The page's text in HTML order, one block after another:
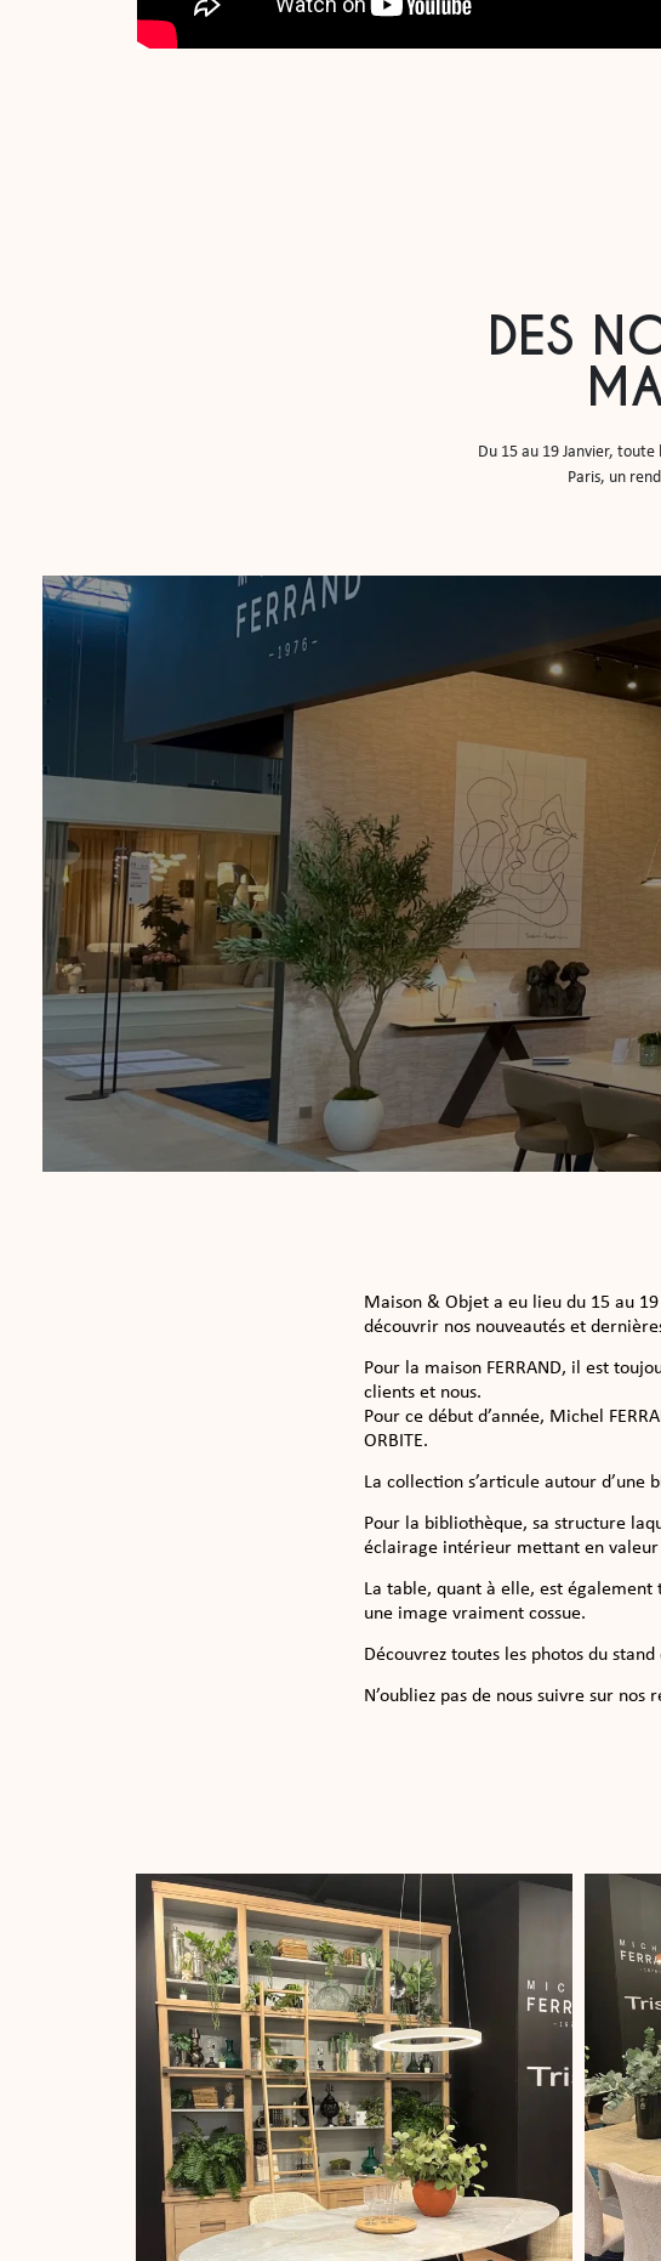
DES
Du 15 au 19 Janvier,
Paris, un
Maison & Objet a eu lieu du 15 au
découvrir nos nouveautés et
Pour la maison FERRAND, il est
clients et nous.
Pour ce début d’année, Michel
ORBITE.
La collection s’articule autour d’une
Pour la bibliothèque, sa structure
éclairage intérieur mettant en valeur
La table, quant à elle, est également
une image vraiment cossue.
Découvrez toutes les photos du stand
N’oubliez pas de nous suivre sur